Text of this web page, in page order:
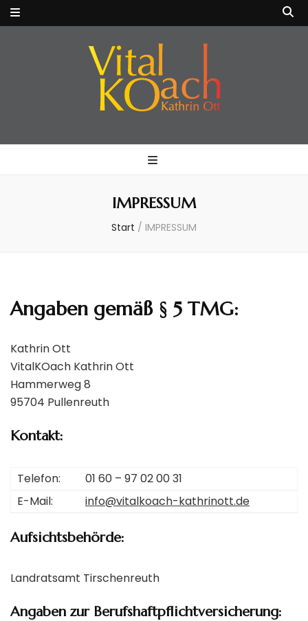
VitalKOach
Kathrin Ott
IMPRESSUM
Start / IMPRESSUM
Angaben gemäß § 5 TMG:
Kathrin Ott
VitalKOach Kathrin Ott
Hammerweg 8
95704 Pullenreuth
Kontakt:
Telefon:
01 60 – 97 02 00 31
E-Mail:
info@vitalkoach-kathrinott.de
Aufsichtsbehörde:
Landratsamt Tirschenreuth
Angaben zur Berufshaftpflichtversicherung: